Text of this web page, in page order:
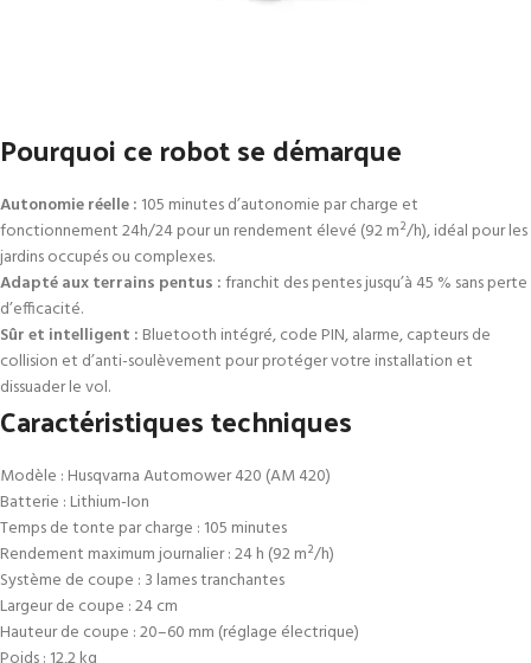
Pourquoi ce robot se démarque
Autonomie réelle : 105 minutes d’autonomie par charge et
fonctionnement 24h/24 pour un rendement élevé (92 m²/h), idéal pour les
jardins occupés ou complexes.
Adapté aux terrains pentus :franchit des pentes jusqu’à 45 % sans perte
d’efficacité.
Sûr et intelligent : Bluetooth intégré, code PIN, alarme, capteurs de
collision et d’anti-soulèvement pour protéger votre installation et
dissuader le vol.
Caractéristiques techniques
Modèle : Husqvarna Automower 420 (AM 420)
Batterie : Lithium-Ion
Temps de tonte par charge : 105 minutes
Rendement maximum journalier : 24 h (92 m²/h)
Système de coupe : 3 lames tranchantes
Largeur de coupe : 24 cm
Hauteur de coupe : 20–60 mm (réglage électrique)